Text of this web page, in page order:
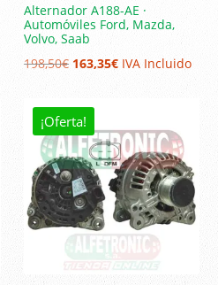
Alternador A188-AE ·
Automóviles Ford, Mazda,
Volvo, Saab
198,50€ El
precio
original
era:
198,50€.
163,35€El
es:
163,35€.
IVA Incluido
¡Oferta!